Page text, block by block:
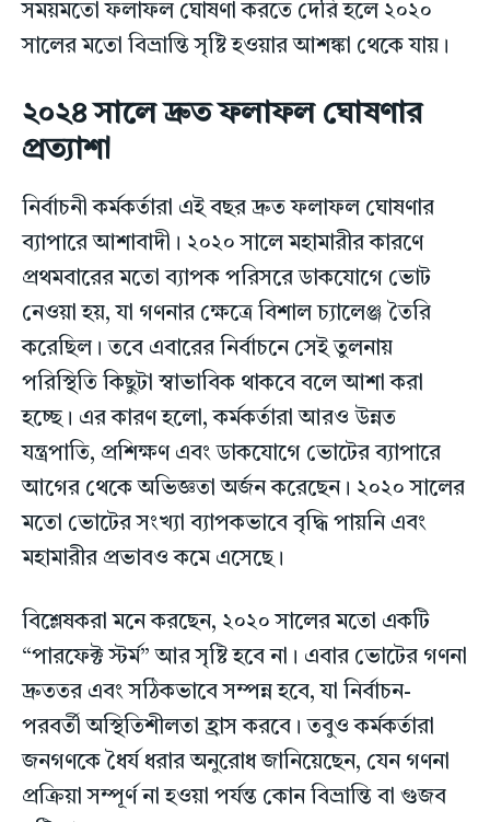
সময়মতো ফলাফল ঘোষণা করতে দেরি হলে ২০২০
সালের মতো বিভ্রান্তি সৃষ্টি হওয়ার আশঙ্কা থেকে যায়।
২০২৪ সালে দ্রুত ফলাফল ঘোষণার
প্রত্যাশা
নির্বাচনী কর্মকর্তারা এই বছর দ্রুত ফলাফল ঘোষণার
ব্যাপারে আশাবাদী। ২০২০ সালে মহামারীর কারণে
প্রথমবারের মতো ব্যাপক পরিসরে ডাকযোগে ভোট
নেওয়া হয়, যা গণনার ক্ষেত্রে বিশাল চ্যালেঞ্জ তৈরি
করেছিল। তবে এবারের নির্বাচনে সেই তুলনায়
পরিস্থিতি কিছুটা স্বাভাবিক থাকবে বলে আশা করা
হচ্ছে। এর কারণ হলো, কর্মকর্তারা আরও উন্নত
যন্ত্রপাতি, প্রশিক্ষণ এবং ডাকযোগে ভোটের ব্যাপারে
আগের থেকে অভিজ্ঞতা অর্জন করেছেন। ২০২০ সালের
মতো ভোটের সংখ্যা ব্যাপকভাবে বৃদ্ধি পায়নি এবং
মহামারীর প্রভাবও কমে এসেছে।
বিশ্লেষকরা মনে করছেন, ২০২০ সালের মতো একটি
“পারফেক্ট স্টর্ম” আর সৃষ্টি হবে না। এবার ভোটের গণনা
দ্রুততর এবং সঠিকভাবে সম্পন্ন হবে, যা নির্বাচন-
পরবর্তী অস্থিতিশীলতা হ্রাস করবে। তবুও কর্মকর্তারা
জনগণকে ধৈর্য ধরার অনুরোধ জানিয়েছেন, যেন গণনা
প্রক্রিয়া সম্পূর্ণ না হওয়া পর্যন্ত কোন বিভ্রান্তি বা গুজব